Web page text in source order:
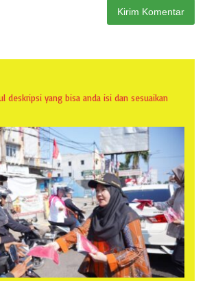
deskripsi yang bisa anda isi dan sesuaikan